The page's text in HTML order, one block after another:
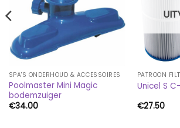
SPA'S ONDERHOUD & ACCESSOIRES
Poolmaster Mini Magic
bodemzuiger
€34.00
PATROON
Unicel S
€27.50